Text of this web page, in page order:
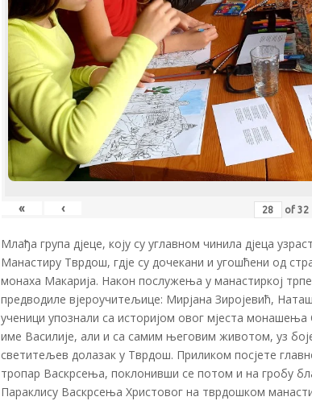
« ‹ of 32
Млађа група дјеце, коју су углавном чинила дјеца
Манастиру Тврдош, гдје су дочекани и угошћени од
монаха Макарија. Након послужења у манастиркој
предводиле вјероучитељице: Мирјана Зиројевић,
ученици упознали са историјом овог мјеста монашења
име Василије, али и са самим његовим животом, уз
светитељев долазак у Тврдош. Приликом посјете
тропар Васкрсења, поклонивши се потом и на гробу
Параклису Васкрсења Христовог на тврдошком